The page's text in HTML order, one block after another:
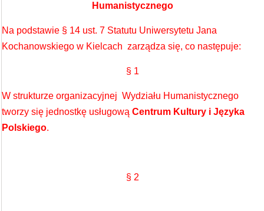
Humanistycznego
Na podstawie § 14 ust. 7 Statutu Uniwersytetu Jana
Kochanowskiego w Kielcach zarządza się, co następuje:
§ 1
W strukturze organizacyjnej Wydziału Humanistycznego
tworzy się jednostkę usługową Centrum Kultury i Języka
Polskiego.
§ 2